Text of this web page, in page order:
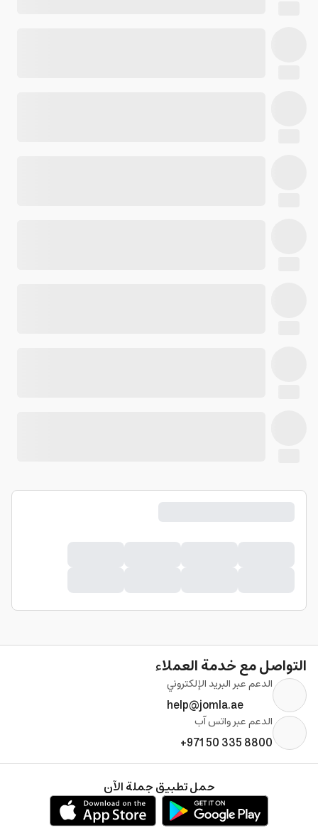
التواصل مع خدمة العملاء
الدعم عبر البريد الإلكتروني
help@jomla.ae
الدعم عبر واتس آب
+971 50 335 8800
حمل تطبيق جملة الآن